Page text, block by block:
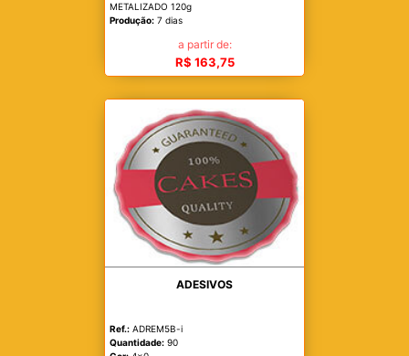
METALIZADO 120g
Produção: 7 dias
a partir de:
R$ 163,75
ADESIVOS
Ref.: ADREM5B-i
Quantidade: 90